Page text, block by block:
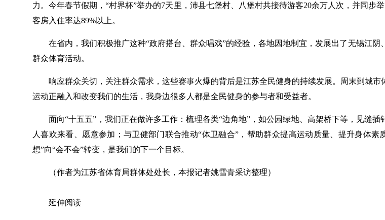
力。今年春节假期，“村界杯”举办的7天里，沛县七堡村、八堡村共接待游客20余万人次，并同步
客房入住率达89%以上。
在省内，我们积极推广这种“政府搭台、群众唱戏”的经验，各地因地制宜，发展出了无锡江
群众体育活动。
响应群众关切，关注群众需求，这些赛事火爆的背后是江苏全民健身的持续发展。周末到
运动正融入和改变我们的生活，我身边很多人都是全民健身的参与者和受益者。
面向“十五五”，我们正在做许多工作：梳理各类“边角地”，如公园绿地、高架桥下等，见缝
人喜欢来看、愿意参加；与卫健部门联合推动“体卫融合”，帮助群众提高运动质量、提升身体
想”向“会不会”转变，是我们的下一个目标。
（作者为江苏省体育局群体处处长，本报记者姚雪青采访整理）
延伸阅读